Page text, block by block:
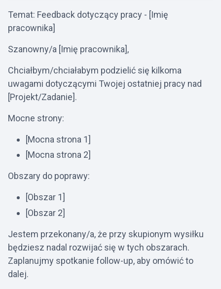
Temat: Feedback dotyczący pracy - [Imię
pracownika]
Szanowny/a [Imię pracownika],
Chciałbym/chciałabym podzielić się kilkoma
uwagami dotyczącymi Twojej ostatniej pracy nad
[Projekt/Zadanie].
Mocne strony:
[Mocna strona 1]
[Mocna strona 2]
Obszary do poprawy:
[Obszar 1]
[Obszar 2]
Jestem przekonany/a, że przy skupionym wysiłku
będziesz nadal rozwijać się w tych obszarach.
Zaplanujmy spotkanie follow-up, aby omówić to
dalej.